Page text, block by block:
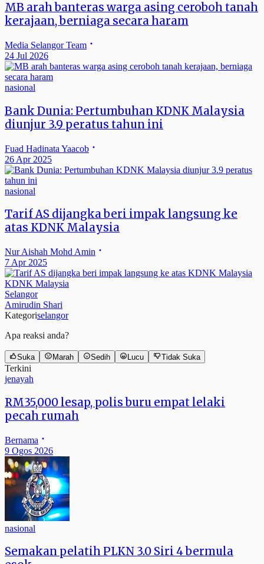
MB arah banteras warga asing ceroboh tanah
kerajaan, berniaga secara haram
Media Selangor Team
24 Jul 2026
nasional
Bank Dunia: Pertumbuhan KDNK Malaysia
diunjur 3.9 peratus tahun ini
Fuad Hadinata Yaacob
26 Apr 2025
nasional
Tarif AS dijangka beri impak langsung ke
atas KDNK Malaysia
Nur Aishah Mohd Amin
7 Apr 2025
KDNK Malaysia
Selangor
Amirudin Shari
Kategoriselangor
Apa reaksi anda?
Suka Marah Sedih Lucu Tidak Suka
Terkini
jenayah
RM35,000 lesap, polis buru empat lelaki
pecah rumah
Bernama
9 Ogos 2026
nasional
Semakan pelatih PLKN 3.0 Siri 4 bermula